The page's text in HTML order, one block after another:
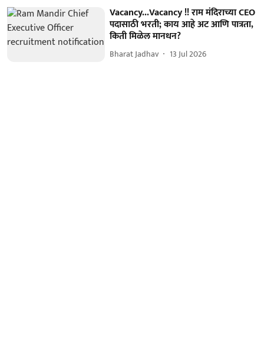
Vacancy...Vacancy !! राम मंदिराच्या CEO
पदासाठी भरती; काय आहे अट आणि पात्रता,
किती मिळेल मानधन?
Bharat Jadhav 13 Jul 2026